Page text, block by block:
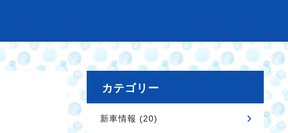
カテゴリー
新車情報 (20)